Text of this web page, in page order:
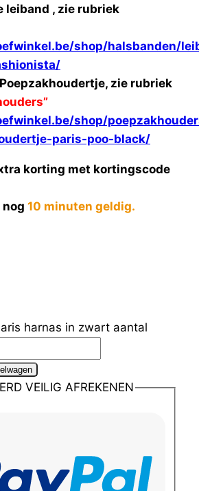
leiband , zie rubriek
shop/halsbanden/
zie rubriek
shop/
paris-poo-black/
korting met kortingscode
nog 10 minuten geldig.
harnas in zwart aantal
VEILIG AFREKENEN